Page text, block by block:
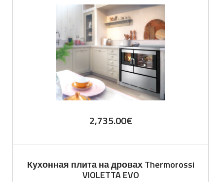
2,735.00€
Кухонная плита на дровах Thermorossi
VIOLETTA EVO